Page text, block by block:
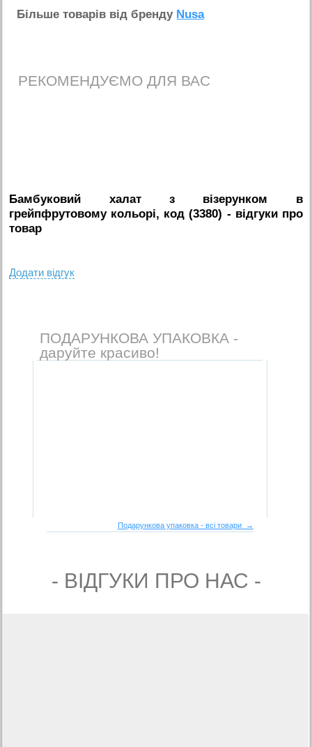
Бiльше товарiв вiд бренду Nusa
РЕКОМЕНДУЄМО ДЛЯ ВАС
Бамбуковий халат з візерунком в
грейпфрутовому кольорі, код (3380) - вiдгуки про
товар
Додати вiдгук
ПОДАРУНКОВА УПАКОВКА -
даруйте красиво!
Подарункова упаковка - всі товари →
- ВIДГУКИ ПРО НАС -